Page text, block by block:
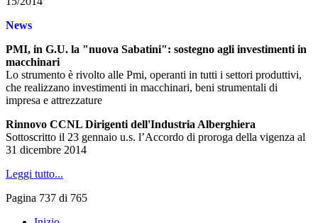
News
PMI, in G.U. la "nuova Sabatini": sostegno agli investimenti in
macchinari
Lo strumento è rivolto alle Pmi, operanti in tutti i settori produttivi,
che realizzano investimenti in macchinari, beni strumentali di
impresa e attrezzature
Rinnovo CCNL Dirigenti dell'Industria Alberghiera
Sottoscritto il 23 gennaio u.s. l’Accordo di proroga della vigenza al
31 dicembre 2014
Leggi tutto...
Pagina 737 di 765